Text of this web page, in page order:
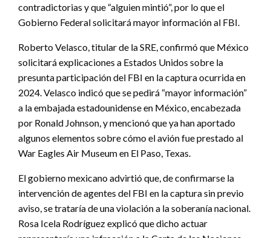
contradictorias y que “alguien mintió”, por lo que el
Gobierno Federal solicitará mayor información al FBI.
Roberto Velasco, titular de la SRE, confirmó que México
solicitará explicaciones a Estados Unidos sobre la
presunta participación del FBI en la captura ocurrida en
2024. Velasco indicó que se pedirá “mayor información”
a la embajada estadounidense en México, encabezada
por Ronald Johnson, y mencionó que ya han aportado
algunos elementos sobre cómo el avión fue prestado al
War Eagles Air Museum en El Paso, Texas.
El gobierno mexicano advirtió que, de confirmarse la
intervención de agentes del FBI en la captura sin previo
aviso, se trataría de una violación a la soberanía nacional.
Rosa Icela Rodríguez explicó que dicho actuar